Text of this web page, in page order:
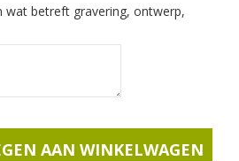
wat betreft gravering, ontwerp,
AAN WINKELWAGEN